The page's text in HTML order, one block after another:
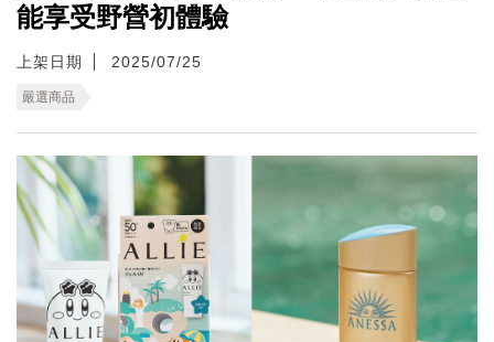
能享受野營初體驗
上架日期 2025/07/25
嚴選商品